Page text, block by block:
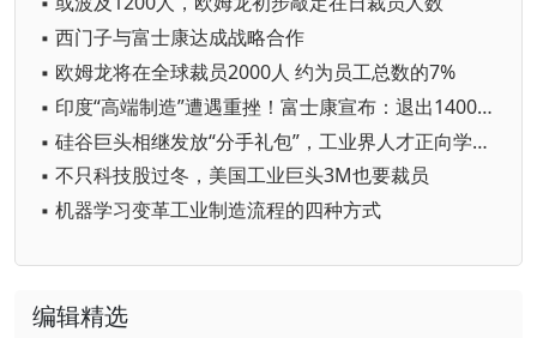
▪ 西门子与富士康达成战略合作
▪ 欧姆龙将在全球裁员2000人 约为员工总数的7%
▪ 印度“高端制造”遭遇重挫！富士康宣布：退出1400亿印度芯片工厂计划
▪ 硅谷巨头相继发放“分手礼包”，工业界人才正向学术界回流
▪ 不只科技股过冬，美国工业巨头3M也要裁员
▪ 机器学习变革工业制造流程的四种方式
编辑精选